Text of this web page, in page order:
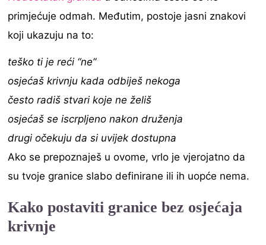
primjećuje odmah. Međutim, postoje jasni znakovi
koji ukazuju na to:
teško ti je reći “ne”
osjećaš krivnju kada odbiješ nekoga
često radiš stvari koje ne želiš
osjećaš se iscrpljeno nakon druženja
drugi očekuju da si uvijek dostupna
Ako se prepoznaješ u ovome, vrlo je vjerojatno da
su tvoje granice slabo definirane ili ih uopće nema.
Kako postaviti granice bez osjećaja
krivnje